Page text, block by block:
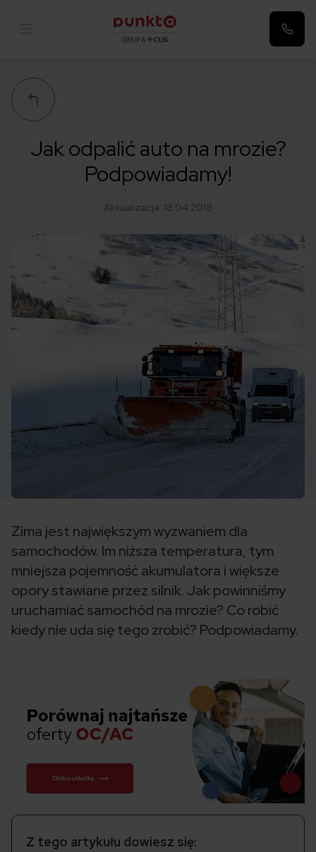
Jak odpalić auto na mrozie?
Podpowiadamy!
Aktualizacja: 18.04.2018
Zima jest największym wyzwaniem dla
samochodów. Im niższa temperatura, tym
mniejsza pojemność akumulatora i większe
opory stawiane przez silnik. Jak powinniśmy
uruchamiać samochód na mrozie? Co robić
kiedy nie uda się tego zrobić? Podpowiadamy.
Z tego artykułu dowiesz się: